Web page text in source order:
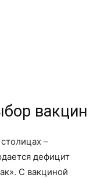
вакцин
–
дефицит
С вакциной